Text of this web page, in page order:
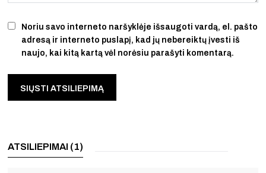
Noriu savo interneto naršyklėje išsaugoti vardą, el. pašto
adresą ir interneto puslapį, kad jų nebereiktų įvesti iš
naujo, kai kitą kartą vėl norėsiu parašyti komentarą.
ATSILIEPIMAI (1)